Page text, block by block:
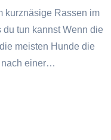
tun kannst Wenn die
meisten Hunde die
nach einer…